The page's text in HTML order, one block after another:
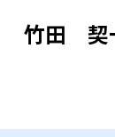
竹田 契